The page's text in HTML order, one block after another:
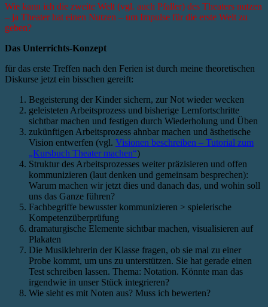
Wie kann ich die zweite Welt (vgl. auch Pfaller) des Theaters nutzen
– ja Theater hat einen Nutzen – um Impulse für die erste Welt zu
geben?
Das Unterrichts-Konzept
für das erste Treffen nach den Ferien ist durch meine theoretischen
Diskurse jetzt ein bisschen gereift:
Begeisterung der Kinder sichern, zur Not wieder wecken
geleisteten Arbeitsprozess und bisherige Lernfortschritte
sichtbar machen und festigen durch Wiederholung und Üben
zukünftigen Arbeitsprozess ahnbar machen und ästhetische
Vision entwerfen (vgl. Visionen beschreiben – Tutorial zum
„Kursbuch Theater machen“)
Struktur des Arbeitsprozesses weiter präzisieren und offen
kommunizieren (laut denken und gemeinsam besprechen):
Warum machen wir jetzt dies und danach das, und wohin soll
uns das Ganze führen?
Fachbegriffe bewusster kommunizieren > spielerische
Kompetenzüberprüfung
dramaturgische Elemente sichtbar machen, visualisieren auf
Plakaten
Die Musiklehrerin der Klasse fragen, ob sie mal zu einer
Probe kommt, um uns zu unterstützen. Sie hat gerade einen
Test schreiben lassen. Thema: Notation. Könnte man das
irgendwie in unser Stück integrieren?
Wie sieht es mit Noten aus? Muss ich bewerten?